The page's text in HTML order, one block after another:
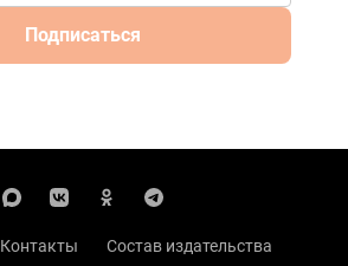
Подписаться
Контакты
Состав издательства